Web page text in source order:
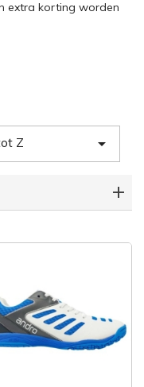
extra korting worden
Z 